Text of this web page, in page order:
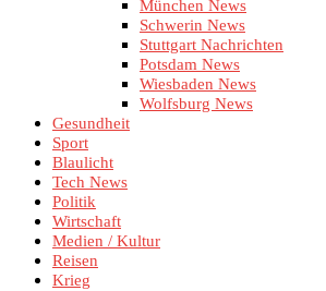
München News
Schwerin News
Stuttgart Nachrichten
Potsdam News
Wiesbaden News
Wolfsburg News
Gesundheit
Sport
Blaulicht
Tech News
Politik
Wirtschaft
Medien / Kultur
Reisen
Krieg